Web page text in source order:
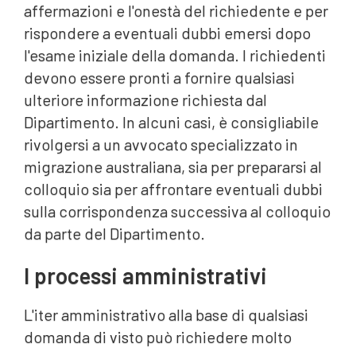
affermazioni e l'onestà del richiedente e per
rispondere a eventuali dubbi emersi dopo
l'esame iniziale della domanda. I richiedenti
devono essere pronti a fornire qualsiasi
ulteriore informazione richiesta dal
Dipartimento. In alcuni casi, è consigliabile
rivolgersi a un avvocato specializzato in
migrazione australiana, sia per prepararsi al
colloquio sia per affrontare eventuali dubbi
sulla corrispondenza successiva al colloquio
da parte del Dipartimento.
I processi amministrativi
L'iter amministrativo alla base di qualsiasi
domanda di visto può richiedere molto